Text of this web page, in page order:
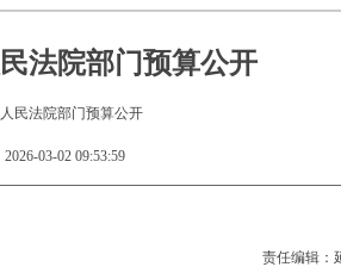
法院部门预算公开
民法院部门预算公开
03-02 09:53:59
责任编辑